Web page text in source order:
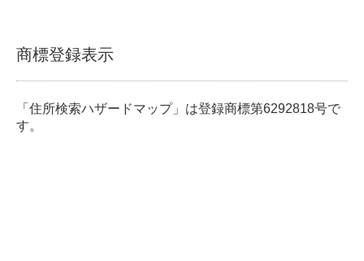
商標登録表示
「住所検索ハザードマップ」は登録商標第6292818号で
す。